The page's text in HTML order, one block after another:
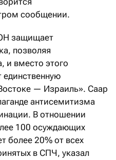
сообщении.
защищает
позволяя
и вместо этого
единственную
— Израиль». Саар
антисемитизма
В отношении
100 осуждающих
более 20% от всех
в СПЧ, указал